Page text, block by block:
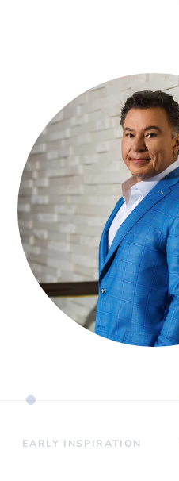
EARLY INSPIRATION